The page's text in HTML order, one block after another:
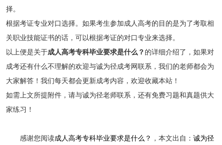
择。
根据考证专业对口选择。如果考生参加成人高考的目的是为了考取相
关职业技能证书的话，可以根据考证的对口专业来选择。
以上便是关于成人高考专科毕业要求是什么？ 的详细介绍了，如果对
成考还有什么不理解的欢迎与诚为径成考网联系，我们的老师都会为
大家解答！我们每天都会更新成考内容，欢迎收藏本站！
如需上文所提附件，请与诚为径老师联系，还有免费习题和真题供大
家练习！
感谢您阅读成人高考专科毕业要求是什么？ ，本文出自： 诚为径